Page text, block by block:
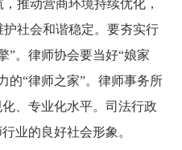
推动营商环境持续优化，
社会和谐稳定。要夯实行
”。律师协会要当好“娘家
的“律师之家”。律师事务所
、专业化水平。司法行政
业的良好社会形象。